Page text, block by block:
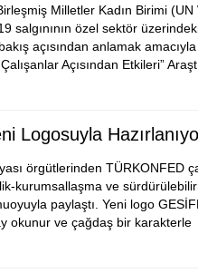
Milletler Kadın Birimi (UN
salgınının özel sektör
açısından anlamak
Açısından Etkileri”
Logosuyla
örgütlerinden TÜRKONFED
kurumsallaşma ve
paylaştı. Yeni logo
okunur ve çağdaş bir karakterle